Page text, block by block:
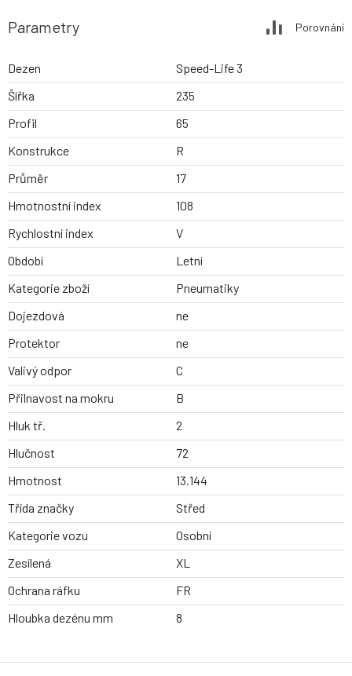
Parametry Porovnání
Dezen
Speed-Life 3
Šířka
235
Profil
65
Konstrukce
R
Průměr
17
Hmotnostní index
108
Rychlostní index
V
Období
Letní
Kategorie zboží
Pneumatiky
Dojezdová
ne
Protektor
ne
Valivý odpor
C
Přilnavost na mokru
B
Hluk tř.
2
Hlučnost
72
Hmotnost
13.144
Třída značky
Střed
Kategorie vozu
Osobní
Zesílená
XL
Ochrana ráfku
FR
Hloubka dezénu mm
8